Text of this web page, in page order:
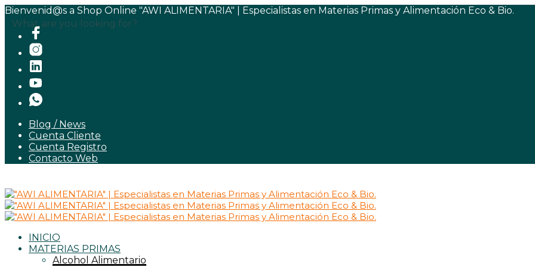
Bienvenid@s a Shop Online "AWI ALIMENTARIA" | Especialistas en Materias Primas y Alimentación Eco & Bio.
Blog / News
Cuenta Cliente
Cuenta Registro
Contacto Web
INICIO
MATERIAS PRIMAS
Alcohol Alimentario
What are you looking for?